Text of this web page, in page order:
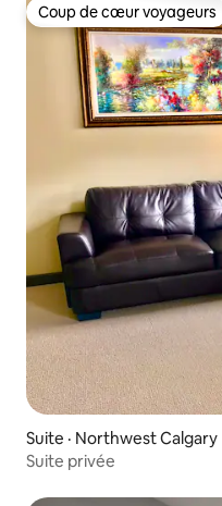
Coup de cœur voyageurs
Coup de cœur voyageurs
Suite · Northwest Calgary
Suite privée